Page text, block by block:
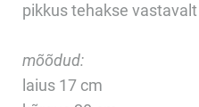
pikkus tehakse
mõõdud:
laius 17 cm